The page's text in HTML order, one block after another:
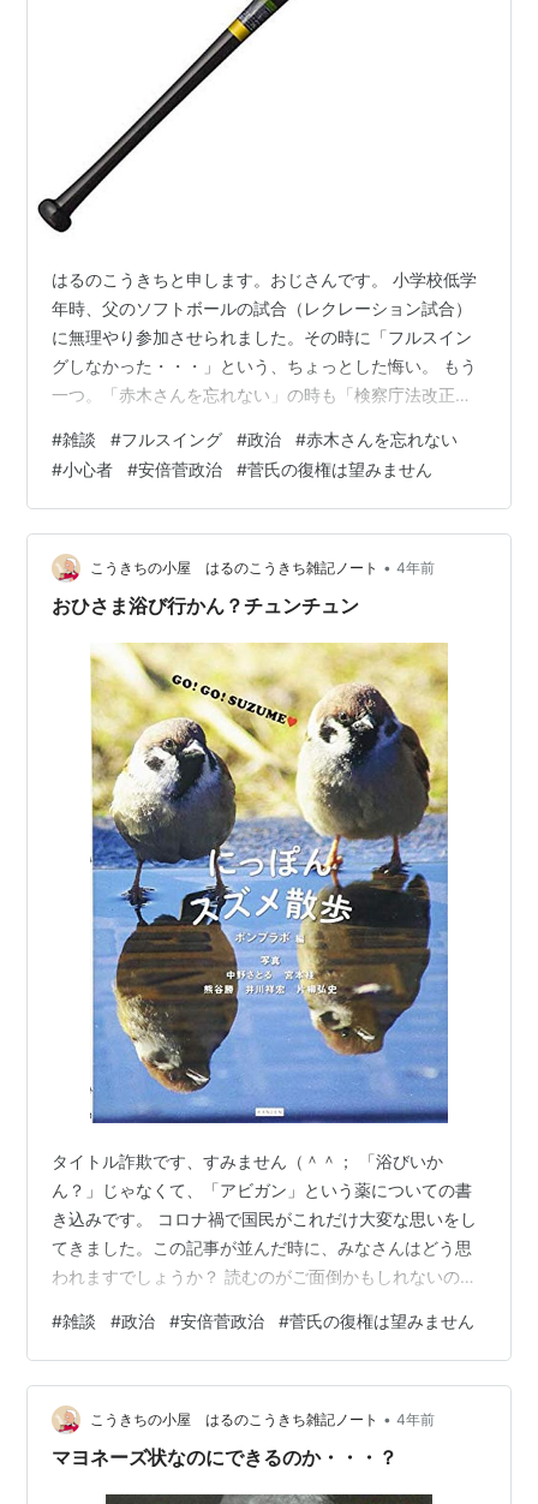
はるのこうきちと申します。おじさんです。 小学校低学
年時、父のソフトボールの試合（レクレーション試合）
に無理やり参加させられました。その時に「フルスイン
グしなかった・・・」という、ちょっとした悔い。 もう
一つ。「赤木さんを忘れない」の時も「検察庁法改正案
その悔恨。署名やネット署名をしてしまうと、後で自公
政権あるいはその支持者から報復されるのではないかと
本気で心配しました。「家族に危害が及ぶのは避けた
い」、と。怖くて署名できなかったこと、赤木雅子さん
には本当に申し訳なく思っています。 でも、今回、匿名
のブログではありましたが、「フルスイング」、や…
#雑談 #フルスイング #政治 #赤木さんを忘れない
#小心者 #安倍菅政治 #菅氏の復権は望みません
こうきちの小屋 はるのこうきち雑記ノート • 4年前
おひさま浴び行かん？チュンチュン
タイトル詐欺です、すみません（＾＾； 「浴びいか
ん？」じゃなくて、「アビガン」という薬についての書
き込みです。 コロナ禍で国民がこれだけ大変な思いをし
てきました。この記事が並んだ時に、みなさんはどう思
われますでしょうか？ 読むのがご面倒かもしれないの
います。ソフトな表現にしているので、私としては、貼
り付けた「元記事」をそのまま読んでいただきたいで
す。 gendai.media biz-journal.jp 【「大雑把＆ソフト表
現」でのまとめ】コロナ禍初期に、安倍首相（肩書は当
時）は、抗インフルエンザ薬「アビガン」が新型コロナ
#雑談 #政治 #安倍菅政治 #菅氏の復権は望みません
こうきちの小屋 はるのこうきち雑記ノート • 4年前
マヨネーズ状なのにできるのか・・・？